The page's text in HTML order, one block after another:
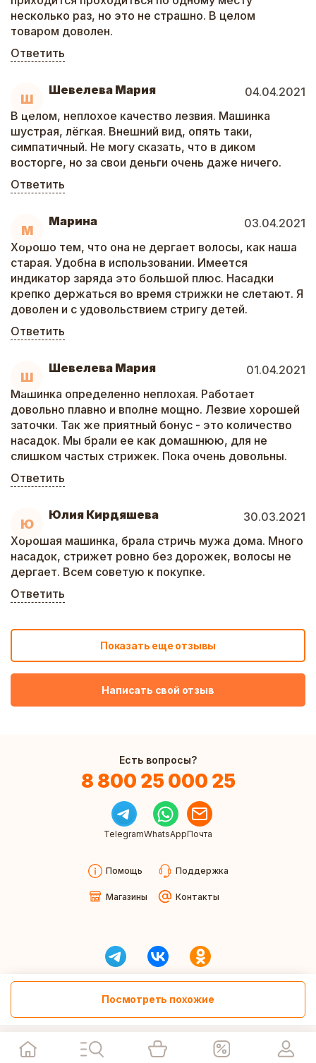
Посмотреть похожие
несколько раз, но это не страшно. В целом
товаром доволен.
Ответить
Ш
Шевелева Мария
04.04.2021
В целом, неплохое качество лезвия. Машинка
шустрая, лёгкая. Внешний вид, опять таки,
симпатичный. Не могу сказать, что в диком
восторге, но за свои деньги очень даже ничего.
Ответить
М
Марина
03.04.2021
Хорошо тем, что она не дергает волосы, как наша
старая. Удобна в использовании. Имеется
индикатор заряда это большой плюс. Насадки
крепко держаться во время стрижки не слетают. Я
доволен и с удовольствием стригу детей.
Ответить
Ш
Шевелева Мария
01.04.2021
Машинка определенно неплохая. Работает
довольно плавно и вполне мощно. Лезвие хорошей
заточки. Так же приятный бонус - это количество
насадок. Мы брали ее как домашнюю, для не
слишком частых стрижек. Пока очень довольны.
Ответить
Ю
Юлия Кирдяшева
30.03.2021
Хорошая машинка, брала стричь мужа дома. Много
насадок, стрижет ровно без дорожек, волосы не
дергает. Всем советую к покупке.
Ответить
Показать еще отзывы
Написать свой отзыв
Есть вопросы?
8 800 25 000 25
TelegramWhatsAppПочта
Помощь Поддержка
Магазины Контакты